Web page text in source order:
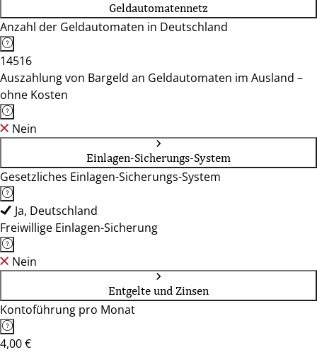
Geldautomatennetz
Anzahl der Geldautomaten in Deutschland
14516
Auszahlung von Bargeld an Geldautomaten im Ausland –
ohne Kosten
Nein
Einlagen-Sicherungs-System
Gesetzliches Einlagen-Sicherungs-System
Ja, Deutschland
Freiwillige Einlagen-Sicherung
Nein
Entgelte und Zinsen
Kontoführung pro Monat
4,00 €